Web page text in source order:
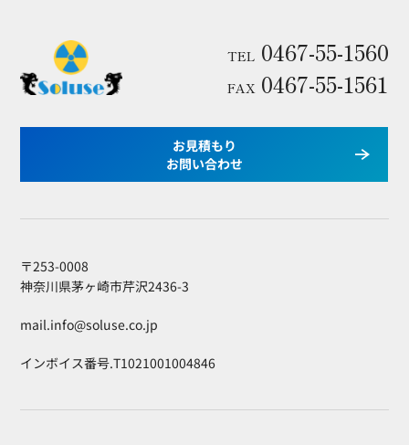
TEL 0467-55-1560
FAX 0467-55-1561
お見積もり
お問い合わせ
〒253-0008
神奈川県茅ヶ崎市芹沢2436-3
mail.info@soluse.co.jp
インボイス番号.T1021001004846